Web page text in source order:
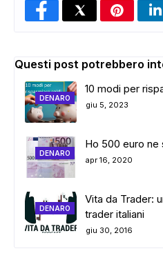
Questi post potrebbero
DENARO
10 modi per
giu 5, 2023
DENARO
Ho 500 euro ne
apr 16, 2020
DENARO
Vita da Trader:
trader italiani
giu 30, 2016